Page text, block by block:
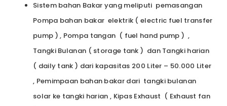
Sistem bahan Bakar yang meliputi pemasangan
Pompa bahan bakar elektrik ( electric fuel transfer
pump ) , Pompa tangan ( fuel hand pump ) ,
Tangki Bulanan ( storage tank ) dan Tangki harian
( daily tank ) dari kapasitas 200 Liter – 50.000 Liter
, Pemimpaan bahan bakar dari tangki bulanan
solar ke tangki harian , Kipas Exhaust ( Exhaust fan